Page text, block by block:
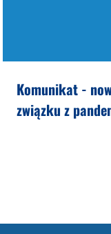
Komunikat -
związku z